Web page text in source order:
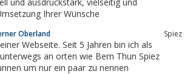
Ihrer Wünsche
Oberland Spiez
Webseite. Seit 5 Jahren bin ich als
an orten wie Bern Thun Spiez
um nur ein paar zu nennen